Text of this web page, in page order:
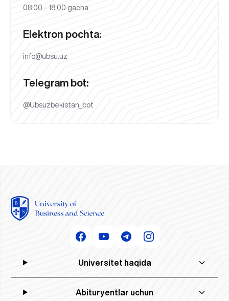
08:00 - 18:00 gacha
Elektron pochta:
info@ubsu.uz
Telegram bot:
@Ubsuzbekistan_bot
Universitet haqida
Abituryentlar uchun